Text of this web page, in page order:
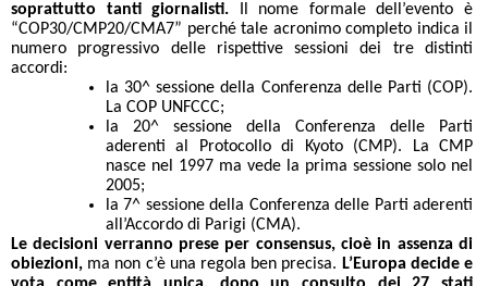
soprattutto tanti giornalisti. Il nome formale dell’evento è
“COP30/CMP20/CMA7” perché tale acronimo completo indica il
numero progressivo delle rispettive sessioni dei tre distinti
accordi:
la 30^ sessione della Conferenza delle Parti (COP).
La COP UNFCCC;
la 20^ sessione della Conferenza delle Parti
aderenti al Protocollo di Kyoto (CMP). La CMP
nasce nel 1997 ma vede la prima sessione solo nel
2005;
la 7^ sessione della Conferenza delle Parti aderenti
all’Accordo di Parigi (CMA).
Le decisioni verranno prese per consensus, cioè in assenza di
obiezioni, ma non c’è una regola ben precisa. L’Europa decide e